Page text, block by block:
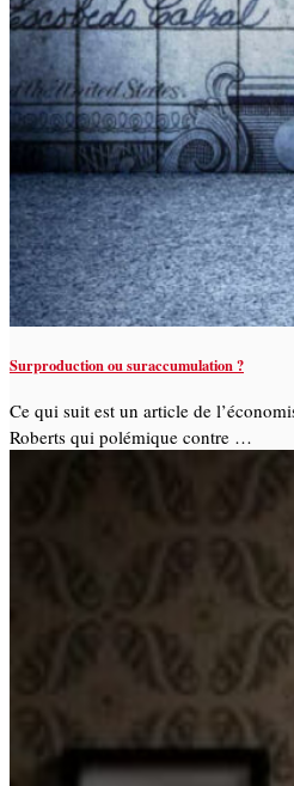
Surproduction ou suraccumulation ?
Ce qui suit est un article de
Roberts qui polémique contre …